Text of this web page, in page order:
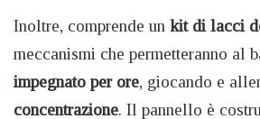
Inoltre, comprende un kit di lacci
meccanismi che permetteranno al
impegnato per ore, giocando e
concentrazione. Il pannello è